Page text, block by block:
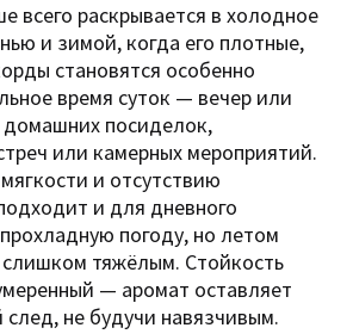
всего раскрывается в холодное
и зимой, когда его плотные,
становятся особенно
время суток — вечер или
посиделок,
или камерных мероприятий.
и отсутствию
и для дневного
погоду, но летом
тяжёлым. Стойкость
— аромат оставляет
не будучи навязчивым.